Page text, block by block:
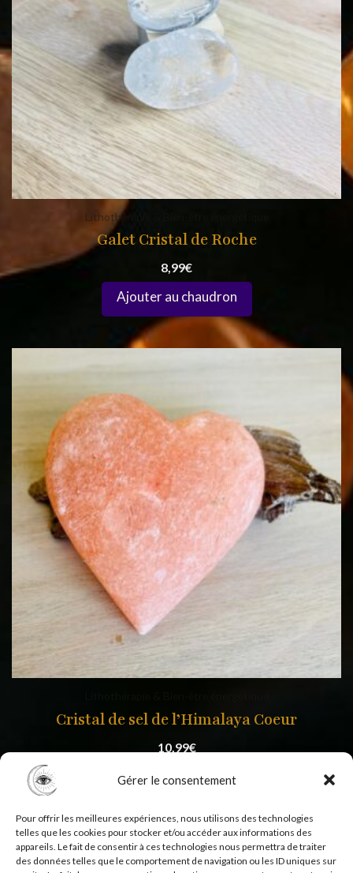
Gérer le consentement
Pour offrir les meilleures expériences, nous utilisons des technologies
telles que les cookies pour stocker et/ou accéder aux informations des
appareils. Le fait de consentir à ces technologies nous permettra de traiter
des données telles que le comportement de navigation ou les ID uniques sur
Lithothérapie & Bien-être énergétique
Galet Cristal de Roche
8,99€
Cristal de sel de l’Himalaya Coeur
10,99€